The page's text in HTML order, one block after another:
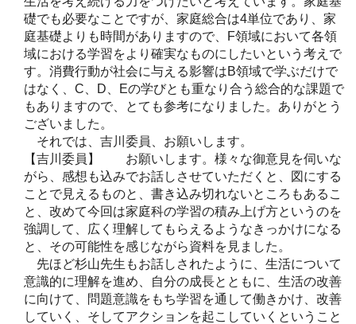
礎でも必要なことですが、家庭総合は4単位であり、家
庭基礎よりも時間がありますので、F領域において各領
域における学習をより確実なものにしたいという考えで
す。消費行動が社会に与える影響はB領域で学ぶだけで
はなく、C、D、Eの学びとも重なり合う総合的な課題で
もありますので、とても参考になりました。ありがとう
ございました。
それでは、吉川委員、お願いします。
【吉川委員】 お願いします。様々な御意見を伺いな
がら、感想も込みでお話しさせていただくと、図にする
ことで見えるものと、書き込み切れないところもあるこ
と、改めて今回は家庭科の学習の積み上げ方というのを
強調して、広く理解してもらえるようなきっかけになる
と、その可能性を感じながら資料を見ました。
先ほど杉山先生もお話しされたように、生活について
意識的に理解を進め、自分の成長とともに、生活の改善
に向けて、問題意識をもち学習を通して働きかけ、改善
していく、そしてアクションを起こしていくということ